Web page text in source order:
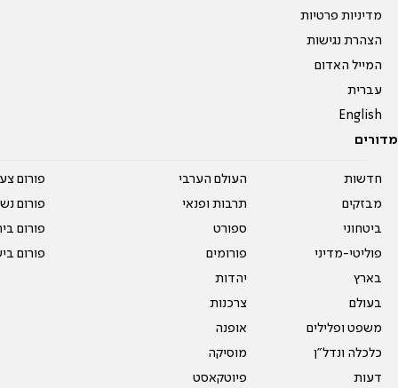
מדיניות פרטיות
הצהרת נגישות
המייל האדום
עברית
English
מדורים
חדשות
מבזקים
ביטחוני
פוליטי-מדיני
בארץ
בעולם
משפט ופלילים
כלכלה ונדל"ן
דעות
העולם הערבי
תרבות ופנאי
ספורט
פורומים
יהדות
צרכנות
אופנה
מוסיקה
פיוטקאסט
פורום
פורום
פורום
פורום